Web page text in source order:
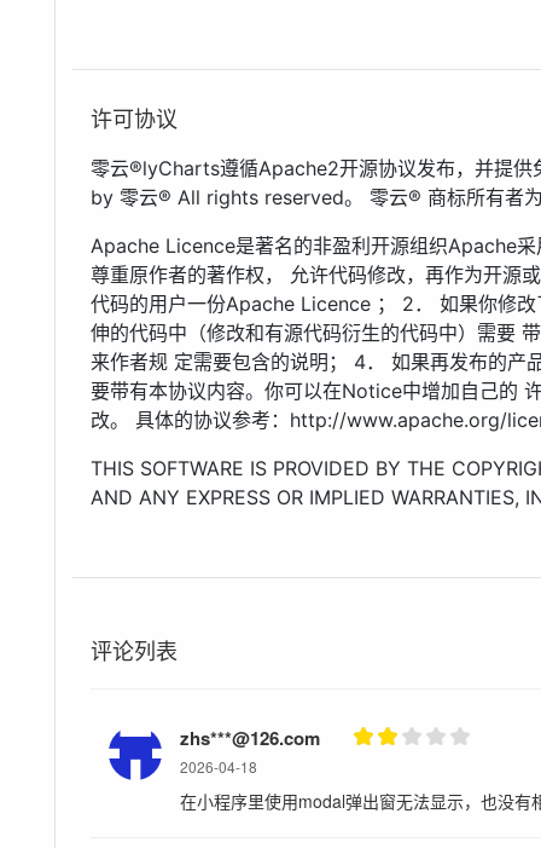
许可协议
零云®lyCharts遵循Apache2开源协议发布，并提
by 零云® All rights reserved。 零云® 商标所有者
Apache Licence是著名的非盈利开源组织Apache
尊重原作者的著作权， 允许代码修改，再作为开源
代码的用户一份Apache Licence ； 2． 如果你修
伸的代码中（修改和有源代码衍生的代码中）需要
来作者规 定需要包含的说明； 4． 如果再发布的
要带有本协议内容。你可以在Notice中增加自己的
改。 具体的协议参考：http://www.apache.org/
THIS SOFTWARE IS PROVIDED BY THE
AND ANY EXPRESS OR IMPLIED WARRANTIES,
LIABLE FOR ANY DIRECT, INDIRECT,
SUBSTITUTE GOODS OR SERVICES; LOSS OF
ARISING IN ANY WAY OUT OF THE USE OF
POSSIBILITY OF SUCH DAMAGE.
评论列表
zhs***@126.com
2026-04-18
在小程序里使用modal弹出窗无法显示，也没有